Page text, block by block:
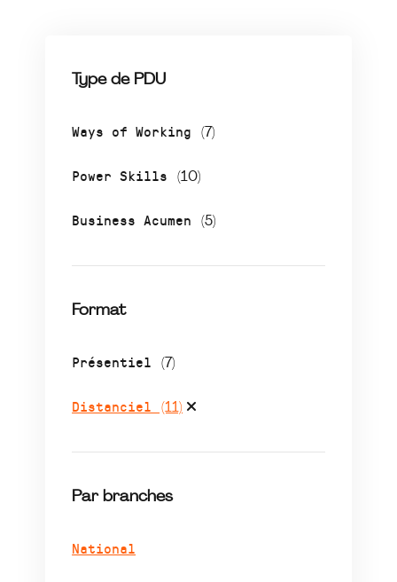
Type de PDU
Ways of Working (7)
Power Skills (10)
Business Acumen (5)
Format
Présentiel (7)
Distanciel (11)
Par branches
National